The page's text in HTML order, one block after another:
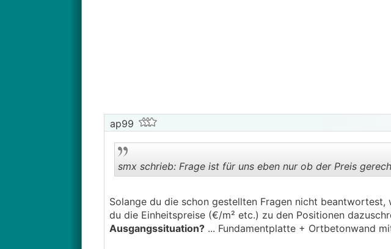
ap99
..
smx schrieb: Frage ist für uns eben nur ob der Preis
Solange du die schon gestellten Fragen nicht
du die Einheitspreise (€/m² etc.) zu den Positionen
Ausgangssituation?... Fundamentplatte + Ortbetonwand